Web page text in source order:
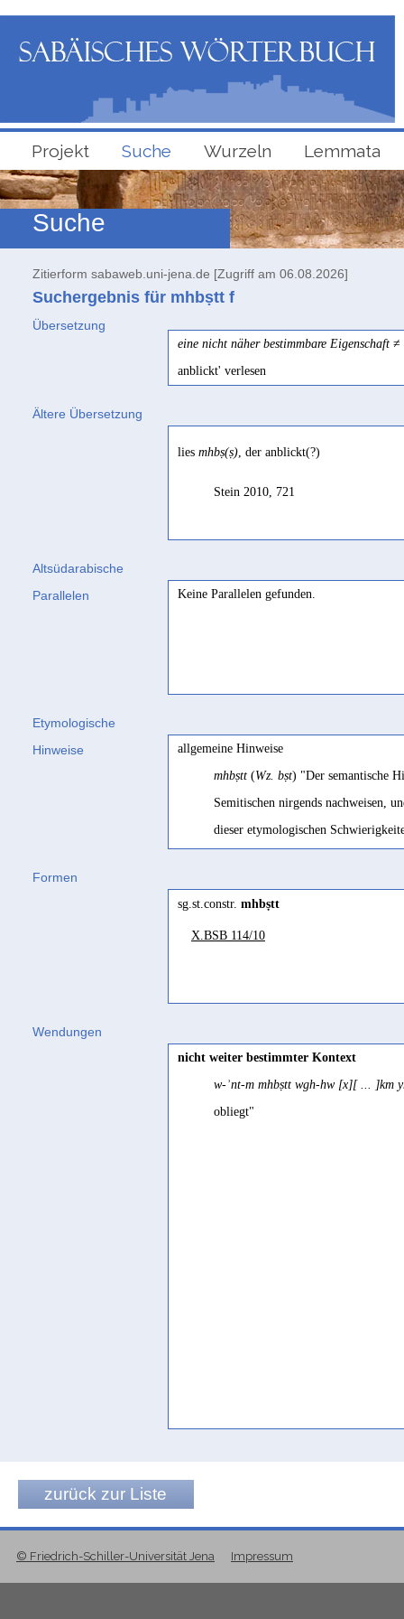
Projekt Suche Wurzeln Lemmata
Suche
Zitierform sabaweb.uni-jena.de [Zugriff am 06.08.2026]
Suchergebnis für mhbṣtt f
Übersetzung
eine nicht näher bestimmbare Eigenschaft ≠
anblickt' verlesen
Ältere Übersetzung
lies mhbṣ(ṣ), der anblickt(?)
Stein 2010, 721
Altsüdarabische
Parallelen
Keine Parallelen gefunden.
Etymologische
Hinweise
allgemeine Hinweise
mhbṣtt (Wz. bṣt) "Der semantische
Semitischen nirgends nachweisen,
dieser etymologischen
inhaltlich unsichere Kontext indes
Formen
sg.st.constr. mhbṣtt
X.BSB 114/10
Wendungen
nicht weiter bestimmter Kontext
w-ʾnt-m mhbṣtt wgh-hw [x][ ... ]km
obliegt"
zurück zur Liste
© Friedrich-Schiller-Universität Jena Impressum